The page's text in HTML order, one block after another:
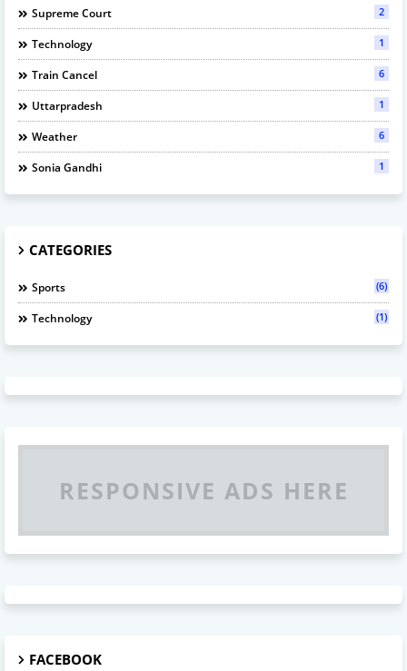
Supreme Court 2
Technology 1
Train Cancel 6
Uttarpradesh 1
Weather 6
Sonia Gandhi 1
CATEGORIES
Sports (6)
Technology (1)
RESPONSIVE ADS HERE
FACEBOOK